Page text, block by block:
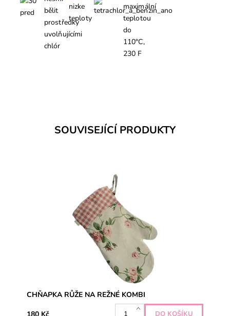
SOUVISEJÍCÍ PRODUKTY
CHŇAPKA RŮŽE NA REŽNÉ KOMBI